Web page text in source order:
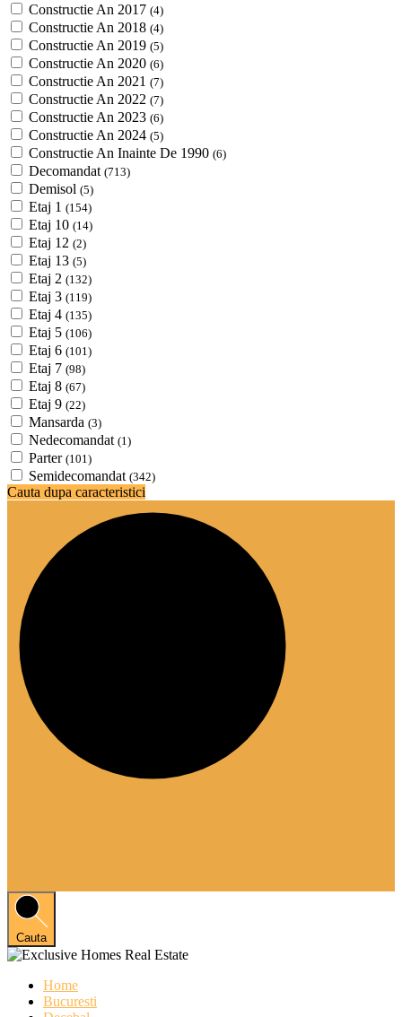
Constructie An 2017 (4)
Constructie An 2018 (4)
Constructie An 2019 (5)
Constructie An 2020 (6)
Constructie An 2021 (7)
Constructie An 2022 (7)
Constructie An 2023 (6)
Constructie An 2024 (5)
Constructie An Inainte De 1990 (6)
Decomandat (713)
Demisol (5)
Etaj 1 (154)
Etaj 10 (14)
Etaj 12 (2)
Etaj 13 (5)
Etaj 2 (132)
Etaj 3 (119)
Etaj 4 (135)
Etaj 5 (106)
Etaj 6 (101)
Etaj 7 (98)
Etaj 8 (67)
Etaj 9 (22)
Mansarda (3)
Nedecomandat (1)
Parter (101)
Semidecomandat (342)
Cauta dupa caracteristici
Cauta
Home
Bucuresti